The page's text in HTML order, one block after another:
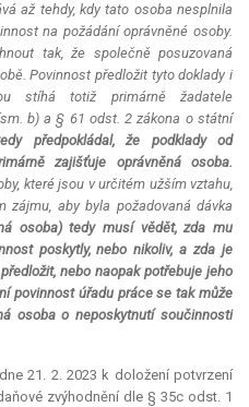
až tehdy, kdy tato osoba nesplnila
na požádání oprávněné osoby.
tak, že společně posuzovaná
Povinnost předložit tyto doklady i
stíhá totiž primárně žadatele
b) a § 61 odst. 2 zákona o státní
předpokládal, že podklady od
zajišťuje oprávněná osoba.
které jsou v určitém užším vztahu,
aby byla požadovaná dávka
osoba) tedy musí vědět, zda mu
poskytly, nebo nikoliv, a zda je
nebo naopak potřebuje jeho
povinnost úřadu práce se tak může
osoba o neposkytnutí součinnosti
21. 2. 2023 k doložení potvrzení
zvýhodnění dle § 35c odst. 1